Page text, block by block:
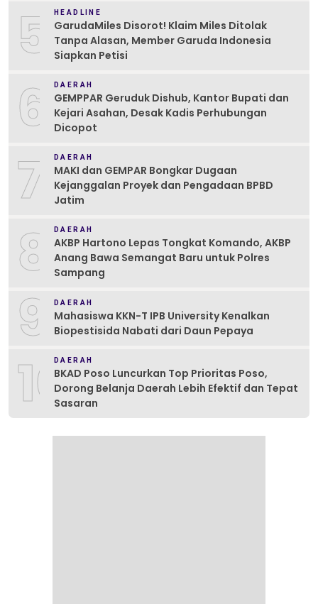
5 HEADLINE
GarudaMiles Disorot! Klaim Miles Ditolak
Tanpa Alasan, Member Garuda Indonesia
Siapkan Petisi
6 DAERAH
GEMPPAR Geruduk Dishub, Kantor Bupati dan
Kejari Asahan, Desak Kadis Perhubungan
Dicopot
7 DAERAH
MAKI dan GEMPAR Bongkar Dugaan
Kejanggalan Proyek dan Pengadaan BPBD
Jatim
8 DAERAH
AKBP Hartono Lepas Tongkat Komando, AKBP
Anang Bawa Semangat Baru untuk Polres
Sampang
9 DAERAH
Mahasiswa KKN-T IPB University Kenalkan
Biopestisida Nabati dari Daun Pepaya
10DAERAH
BKAD Poso Luncurkan Top Prioritas Poso,
Dorong Belanja Daerah Lebih Efektif dan Tepat
Sasaran